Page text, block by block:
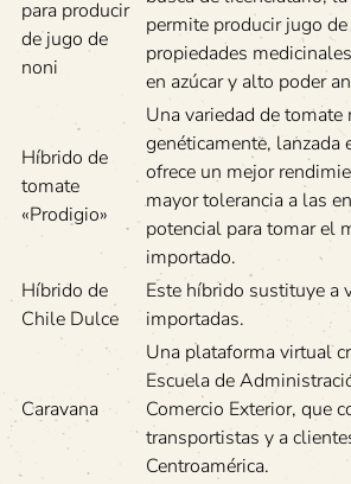
para producir
de jugo de
noni
permite producir jugo
propiedades
en azúcar y alto poder
Híbrido de
tomate
«Prodigio»
Una variedad de tomate
genéticamente,
ofrece un mejor
mayor tolerancia a las
potencial para tomar el
importado.
Híbrido de
Chile Dulce
Este híbrido sustituye a
importadas.
Caravana
Una plataforma virtual
Escuela de
Comercio Exterior, que
transportistas y a
Centroamérica.